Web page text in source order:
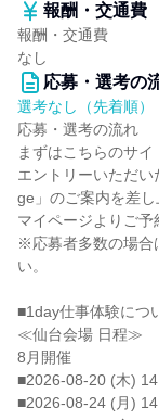
報酬・交通費
報酬・交通費
なし
応募・選考の
選考なし（先着順）
応募・選考の流れ
まずはこちらのサイ
エントリーいただ
ge」のご案内を差し
マイページよりご予
※応募者多数の場合
い。
■1day仕事体験につ
≪仙台会場 日程≫
8月開催
■2026-08-20 (木)
■2026-08-24 (月)